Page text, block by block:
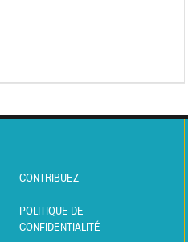
CONTRIBUEZ
POLITIQUE DE
CONFIDENTIALITÉ